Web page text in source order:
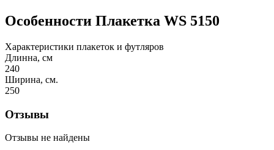
Особенности Плакетка WS 5150
Характеристики плакеток и футляров
Длинна, см
240
Ширина, см.
250
Отзывы
Отзывы не найдены